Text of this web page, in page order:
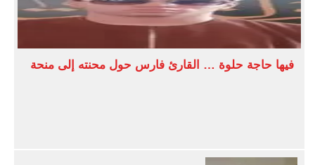
فيها حاجة حلوة … القارئ فارس حول محنته إلى منحة